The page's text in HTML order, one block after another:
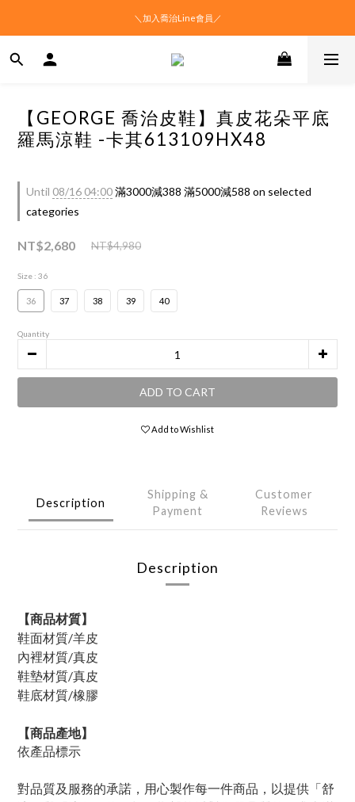
＼加入喬治Line會員／
【GEORGE 喬治皮鞋】真皮花朵平底
羅馬涼鞋 -卡其613109HX48
Until 08/16 04:00滿3000減388 滿5000減588 on selected
categories
NT$2,680 NT$4,980
Size : 36
36 37 38 39 40
Quantity
ADD TO CART
Add to Wishlist
Description
Shipping &
Payment
Customer
Reviews
Description
【商品材質】
鞋面材質/羊皮
內裡材質/真皮
鞋墊材質/真皮
鞋底材質/橡膠
【商品產地】
依產品標示
對品質及服務的承諾，用心製作每一件商品，以提供「舒